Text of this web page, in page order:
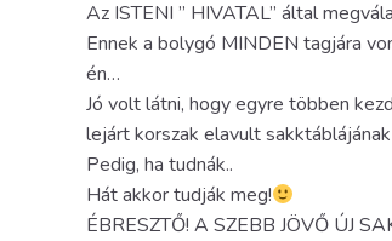
Az ISTENI ” HIVATAL” által
Ennek a bolygó MINDEN tagjára
én…
Jó volt látni, hogy egyre többen
lejárt korszak elavult
Pedig, ha tudnák..
Hát akkor tudják meg!
ÉBRESZTŐ! A SZEBB JÖVŐ ÚJ